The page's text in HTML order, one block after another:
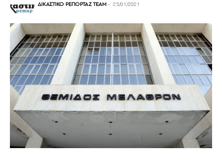
ΔΙΚΑΣΤΙΚΟ ΡΕΠΟΡΤΑΖ TEAM - 25/01/2021